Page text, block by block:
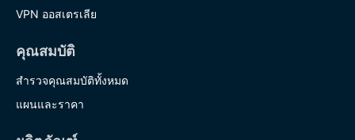
VPN ออสเตรเลีย
คุณสมบัติ
สำรวจคุณสมบัติทั้งหมด
แผนและราคา